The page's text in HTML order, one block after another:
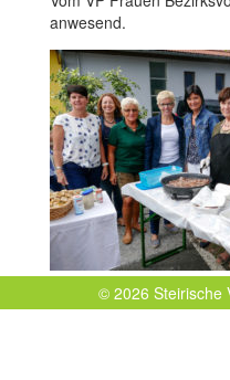
anwesend.
© 2026 Steirische